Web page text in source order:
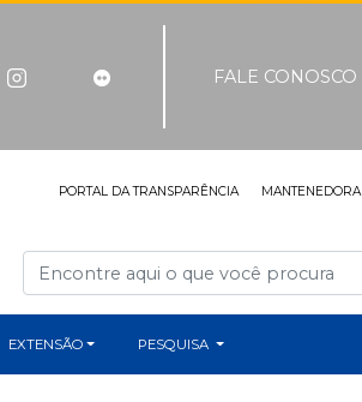
FALE CONOSCO
PORTAL DA TRANSPARÊNCIA MANTENEDORA
EXTENSÃO PESQUISA